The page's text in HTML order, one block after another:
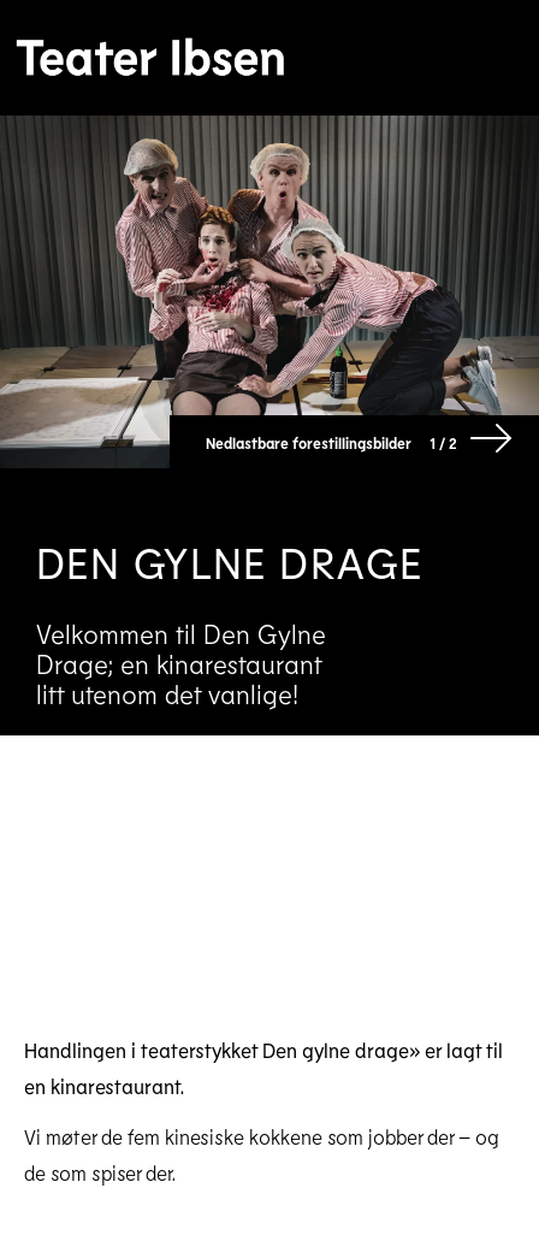
Nedlastbare forestillingsbilder 1 / 2
DEN GYLNE DRAGE
Velkommen til Den Gylne
Drage; en kinarestaurant
litt utenom det vanlige!
Handlingen i teaterstykket Den gylne drage» er lagt til
en kinarestaurant.
Vi møter de fem kinesiske kokkene som jobber der – og
de som spiser der.